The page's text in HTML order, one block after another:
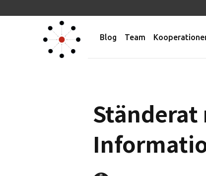
Blog Team
Ständerat